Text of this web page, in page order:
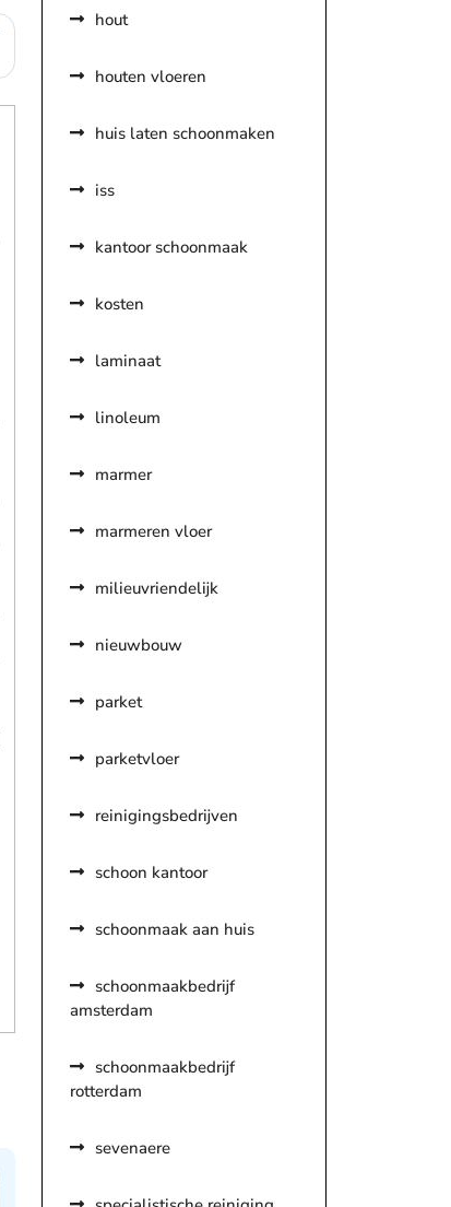
hout
houten vloeren
huis laten schoonmaken
iss
kantoor schoonmaak
kosten
laminaat
linoleum
marmer
marmeren vloer
milieuvriendelijk
nieuwbouw
parket
parketvloer
reinigingsbedrijven
schoon kantoor
schoonmaak aan huis
schoonmaakbedrijf
amsterdam
schoonmaakbedrijf
rotterdam
sevenaere